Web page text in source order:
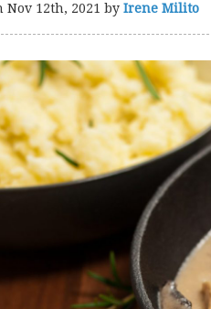
Nov 12th, 2021 by Irene Milito